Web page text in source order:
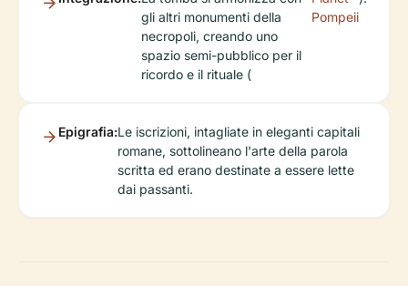
gli altri monumenti della
necropoli, creando uno
spazio semi-pubblico per il
ricordo e il rituale (
Pompeii
Epigrafia:Le iscrizioni, intagliate in eleganti capitali
romane, sottolineano l'arte della parola
scritta ed erano destinate a essere lette
dai passanti.